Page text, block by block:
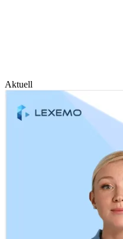
Aktuell